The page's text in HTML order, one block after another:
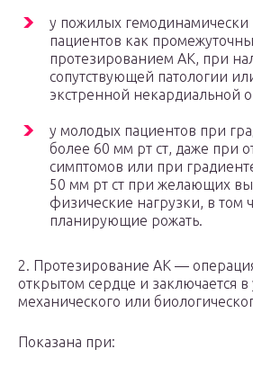
у пожилых гемодинамически
пациентов как
протезированием АК, при
сопутствующей патологии
экстренной некардиальной
у молодых пациентов при
более 60 мм рт ст, даже при
симптомов или при
50 мм рт ст при желающих
физические нагрузки, в том
планирующие рожать.
2. Протезирование АК —
открытом сердце и заключается в
механического или
Показана при: